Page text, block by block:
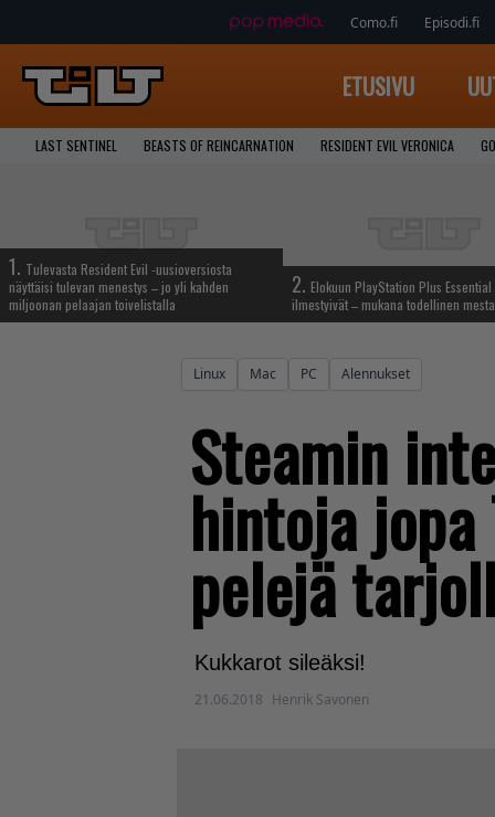
Como.fi Episodi.fi
ETUSIVU
LAST SENTINEL BEASTS OF REINCARNATION RESIDENT EVIL VERONICA
1. Tulevasta Resident Evil -uusioversiosta
näyttäisi tulevan menestys – jo yli kahden
miljoonan pelaajan toivelistalla
2. Elokuun PlayStation Plus
ilmestyivät – mukana todellinen
Linux Mac PC Alennukset
Steamin
hintoja
pelejä
Kukkarot sileäksi!
21.06.2018 Henrik Savonen